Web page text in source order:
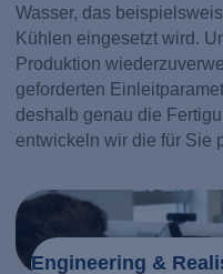
Wasser, das
Kühlen eingesetzt wird.
Produktion
geforderten
deshalb genau die
entwickeln wir die für Sie
Engineering &